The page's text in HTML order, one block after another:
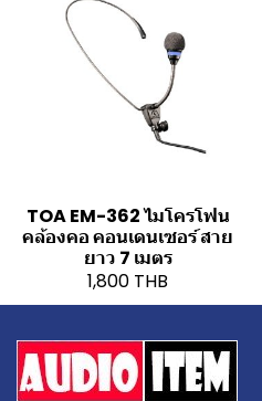
TOA EM-362 ไมโครโฟน
คล้องคอ คอนเดนเซอร์ สาย
ยาว 7 เมตร
1,800 THB